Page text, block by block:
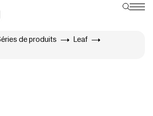
de produits
Leaf